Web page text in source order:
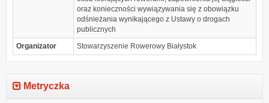
oraz konieczności wywiązywania się z obowiązku
odśnieżania wynikającego z Ustawy o drogach
publicznych
Organizator
Stowarzyszenie Rowerowy Białystok
Metryczka